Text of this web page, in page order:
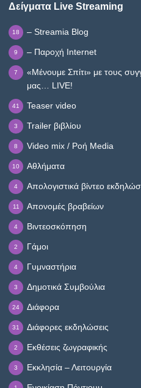
Δείγματα Live Streaming
– Streamia Blog
18
– Παροχή Internet
9
«Μένουμε Σπίτι» με τους
μας… LIVE!
7
Teaser video
41
Trailer βιβλίου
3
Video mix / Ροή Media
8
Αθλήματα
10
Απολογιστικά βίντεο
4
Απονομές βραβείων
11
Βιντεοσκόπηση
4
Γάμοι
2
Γυμναστήρια
4
Δημοτικά Συμβούλια
3
Διάφορα
24
Διάφορες εκδηλώσεις
31
Εκθέσεις ζωγραφικής
2
Εκκλησία – Λειτουργία
3